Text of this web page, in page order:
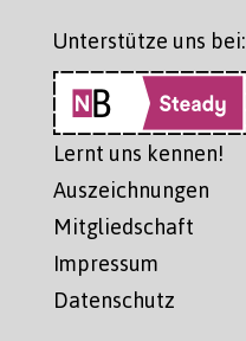
Unterstütze uns bei:
Lernt uns kennen!
Auszeichnungen
Mitgliedschaft
Impressum
Datenschutz